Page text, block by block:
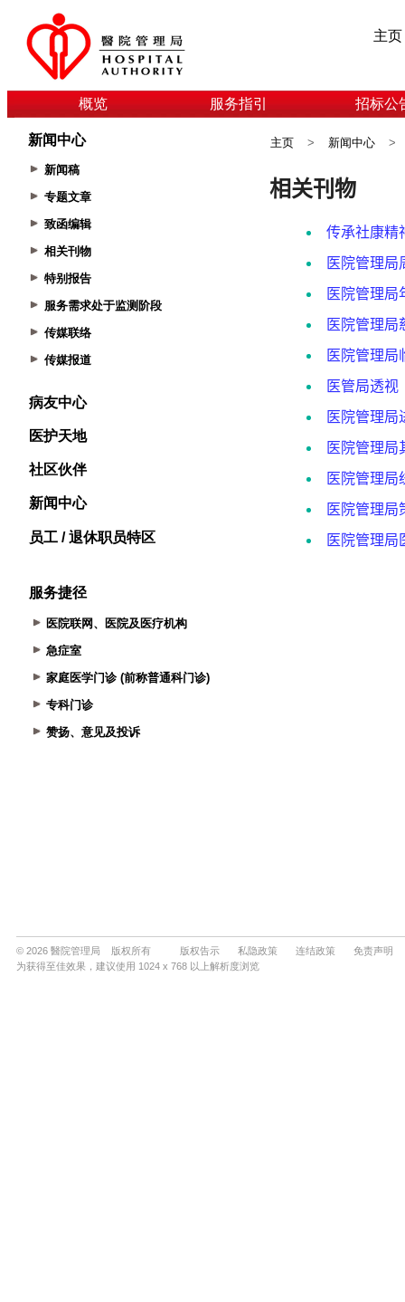
主页
概览 服务指引 招标公
新闻中心
新闻稿
专题文章
致函编辑
相关刊物
特别报告
服务需求处于监测阶段
传媒联络
传媒报道
病友中心
医护天地
社区伙伴
新闻中心
员工 / 退休职员特区
服务捷径
医院联网、医院及医疗机构
急症室
家庭医学门诊 (前称普通科门诊)
专科门诊
赞扬、意见及投诉
主页 > 新闻中心 >
© 2026 醫院管理局 版权所有 版权告示 私隐政策 连结政策
免责声明
为获得至佳效果，建议使用 1024 x 768 以上解析度浏览